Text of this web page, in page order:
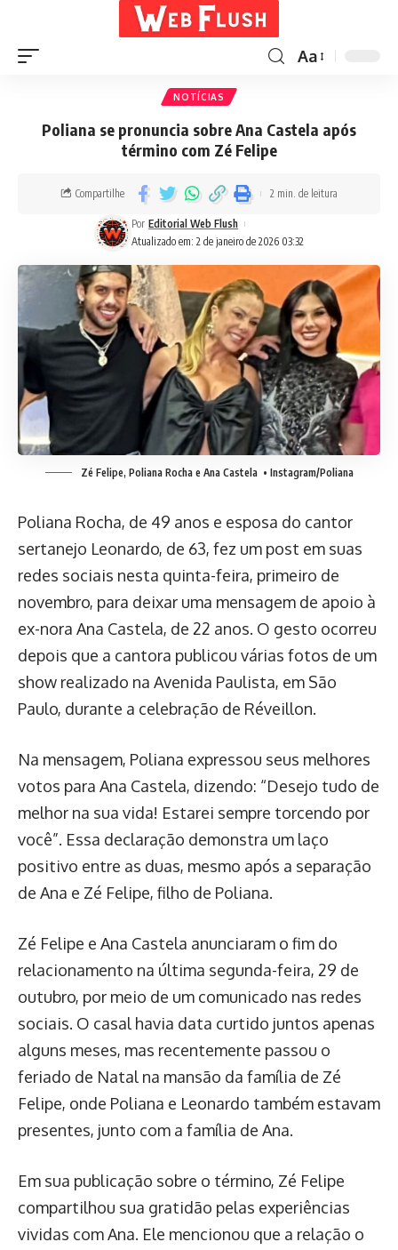
Aa
NOTÍCIAS
Poliana se pronuncia sobre Ana Castela após
término com Zé Felipe
Atualizado em: 2 de janeiro de 2026 03:32
Por Editorial Web Flush
Compartilhe 2 min. de leitura
Zé Felipe, Poliana Rocha e Ana Castela• Instagram/Poliana
Poliana Rocha, de 49 anos e esposa do cantor
sertanejo Leonardo, de 63, fez um post em suas
redes sociais nesta quinta-feira, primeiro de
novembro, para deixar uma mensagem de apoio à
ex-nora Ana Castela, de 22 anos. O gesto ocorreu
depois que a cantora publicou várias fotos de um
show realizado na Avenida Paulista, em São
Paulo, durante a celebração de Réveillon.
Na mensagem, Poliana expressou seus melhores
votos para Ana Castela, dizendo: “Desejo tudo de
melhor na sua vida! Estarei sempre torcendo por
você”. Essa declaração demonstra um laço
positivo entre as duas, mesmo após a separação
de Ana e Zé Felipe, filho de Poliana.
Zé Felipe e Ana Castela anunciaram o fim do
relacionamento na última segunda-feira, 29 de
outubro, por meio de um comunicado nas redes
sociais. O casal havia data curtido juntos apenas
alguns meses, mas recentemente passou o
feriado de Natal na mansão da família de Zé
Felipe, onde Poliana e Leonardo também estavam
presentes, junto com a família de Ana.
Em sua publicação sobre o término, Zé Felipe
compartilhou sua gratidão pelas experiências
vividas com Ana. Ele mencionou que a relação o